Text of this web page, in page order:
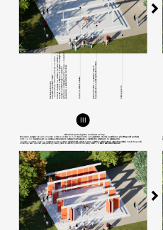
stávající vzrostlé zeleně.
Tachov tak získá víc než
variabilní a víceúčelové
kulturu, nápady,
měnit a které dokáže žít
město potřebuje. A k
můžete v klidu dát limonádu
stromy – s výhledem na
pódiu. To vše jako první
areálu bývalého koupaliště.